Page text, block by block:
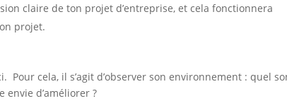
claire de ton projet d’entreprise, et cela fonctionnera
projet.
cela, il s’agit d’observer son environnement : quel
envie d’améliorer ?